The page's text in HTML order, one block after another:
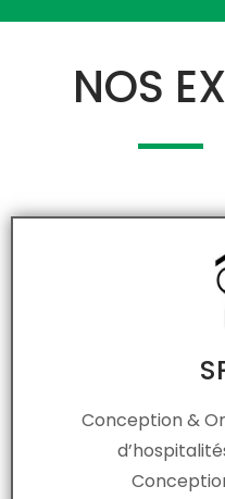
NOS
Conception &